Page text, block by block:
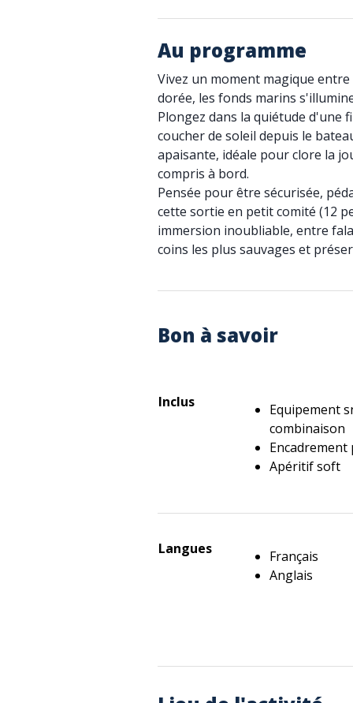
Au programme
Vivez un moment magique
dorée, les fonds marins
Plongez dans la quiétude d'une
coucher de soleil depuis le
apaisante, idéale pour clore la
compris à bord.
Pensée pour être sécurisée,
cette sortie en petit comité (12
immersion inoubliable, entre
coins les plus sauvages et
Bon à savoir
Inclus
Equipement
combinaison
Apéritif soft
Langues
Français
Anglais